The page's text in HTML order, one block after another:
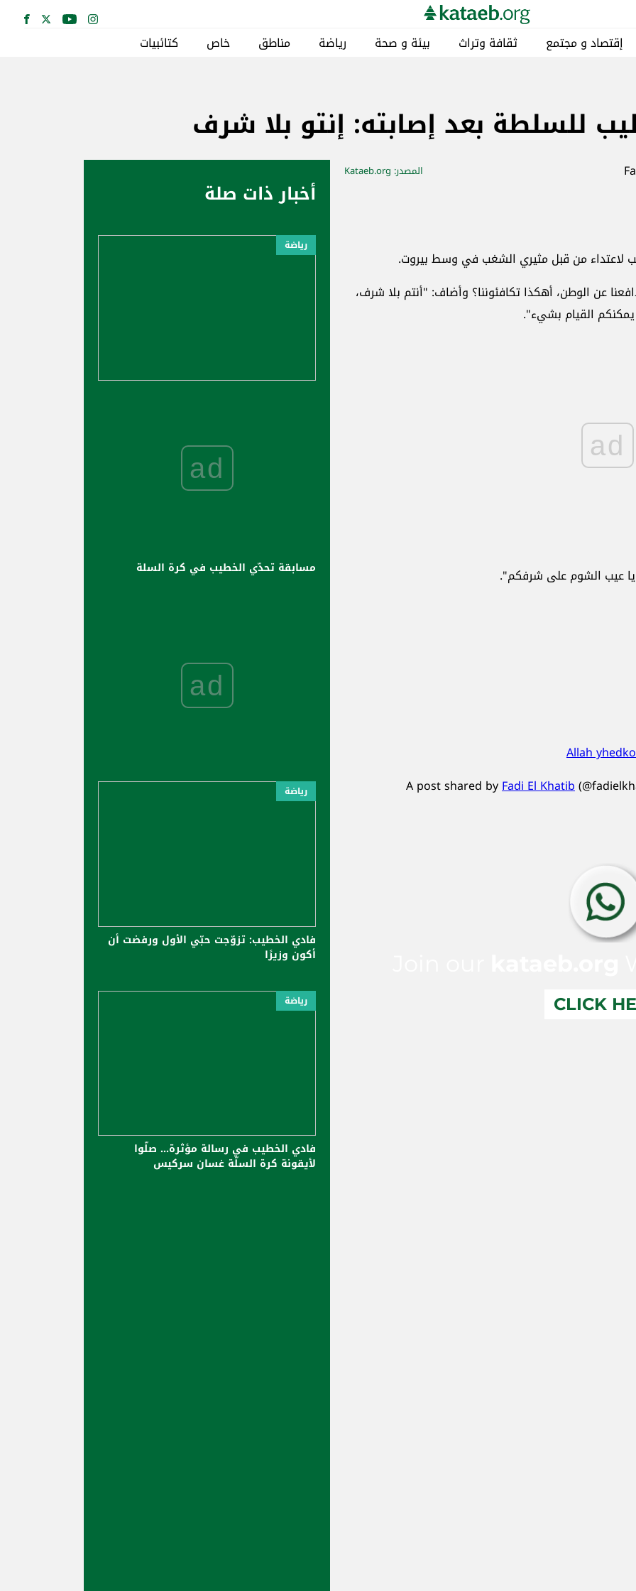
إقتصاد و مجتمع ثقافة وتراث بيئة و صحة رياضة مناطق خاص كتائبيات
للسلطة بعد إصابته: إنتو بلا شرف
المصدر: Kataeb.org
لاعتداء من قبل مثيري الشغب في وسط بيروت.
عن الوطن، أهكذا تكافئوننا؟ وأضاف: "أنتم بلا شرف،
يمكنكم القيام بشيء".
ad
يا عيب الشوم على شرفكم".
Allah
A post shared byFadi El Khatib
CLICK
أخبار ذات صلة
رياضة
ad
مسابقة تحدّي الخطيب في كرة السلة
ad
رياضة
فادي الخطيب: تزوّجت حبّي الأول ورفضت أن
أكون وزيرًا
رياضة
فادي الخطيب في رسالة مؤثرة... صلّوا
لأيقونة كرة السلّة غسان سركيس